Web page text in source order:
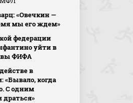
«Овечкин —
мы его ждем»
федерации
уйти в
ФИФА
в
«Бывало, когда
С одним
драться»